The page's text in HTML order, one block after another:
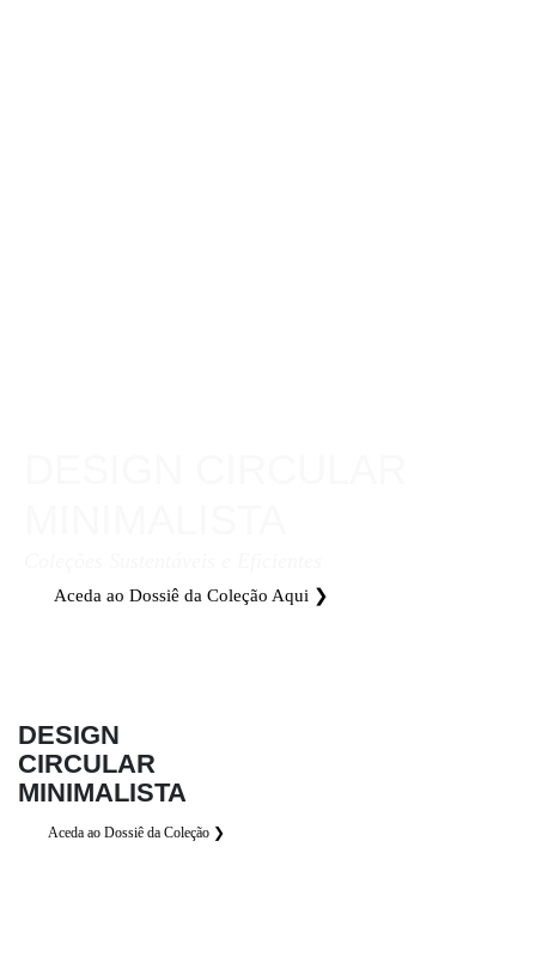
Aceda ao Dossiê da Coleção Aqui ❯
DESIGN
CIRCULAR
MINIMALISTA
Aceda ao Dossiê da Coleção ❯